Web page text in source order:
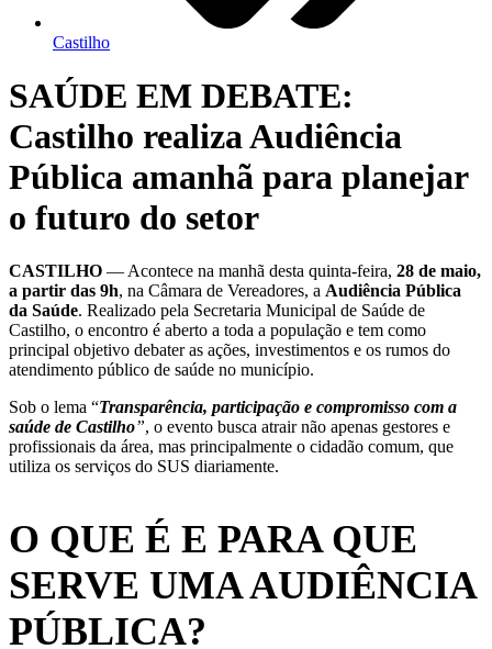
Castilho
SAÚDE EM DEBATE:
Castilho realiza Audiência
Pública amanhã para planejar
o futuro do setor
CASTILHO — Acontece na manhã desta quinta-feira, 28 de maio,
a partir das 9h, na Câmara de Vereadores, a Audiência Pública
da Saúde. Realizado pela Secretaria Municipal de Saúde de
Castilho, o encontro é aberto a toda a população e tem como
principal objetivo debater as ações, investimentos e os rumos do
atendimento público de saúde no município.
Sob o lema “Transparência, participação e compromisso com a
saúde de Castilho”, o evento busca atrair não apenas gestores e
profissionais da área, mas principalmente o cidadão comum, que
utiliza os serviços do SUS diariamente.
O QUE É E PARA QUE
SERVE UMA AUDIÊNCIA
PÚBLICA?